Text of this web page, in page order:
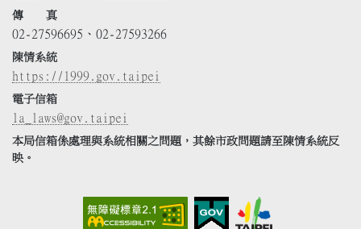
傳 真
02-27596695、02-27593266
陳情系統
https://1999.gov.taipei
電子信箱
la_laws@gov.taipei
本局信箱係處理與系統相關之問題，其餘市政問題請至陳情系統反
映。